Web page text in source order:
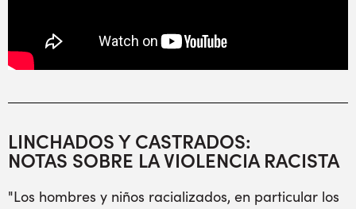
LINCHADOS Y CASTRADOS:
NOTAS SOBRE LA VIOLENCIA RACISTA
"Los hombres y niños racializados, en particular los